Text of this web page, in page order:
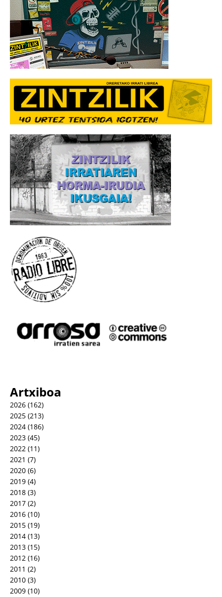
Artxiboa
2026 (162)
2025 (213)
2024 (186)
2023 (45)
2022 (11)
2021 (7)
2020 (6)
2019 (4)
2018 (3)
2017 (2)
2016 (10)
2015 (19)
2014 (13)
2013 (15)
2012 (16)
2011 (2)
2010 (3)
2009 (10)